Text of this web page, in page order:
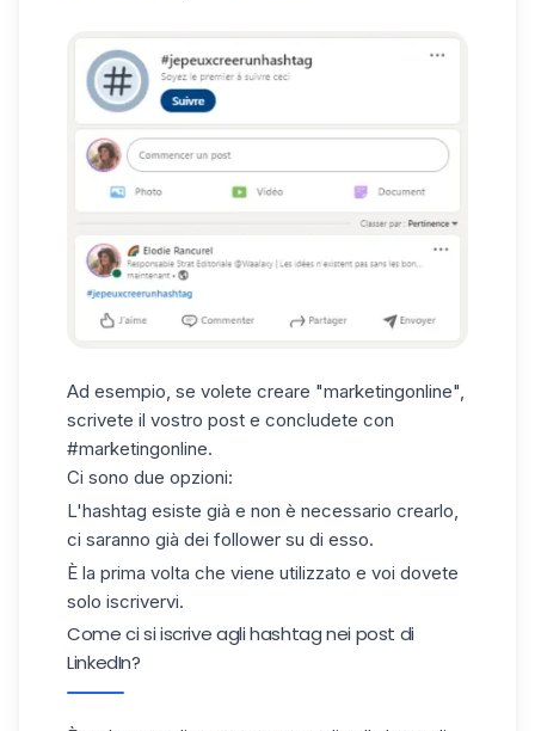
Ad esempio, se volete creare "marketingonline",
scrivete il vostro post e concludete con
#marketingonline.
Ci sono due opzioni:
L'hashtag esiste già e non è necessario crearlo,
ci saranno già dei follower su di esso.
È la prima volta che viene utilizzato e voi dovete
solo iscrivervi.
Come ci si iscrive agli hashtag nei post di
LinkedIn?